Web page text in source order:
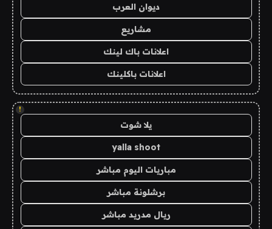
ديوان العرب
مشاريع
اعلانات باك لينك
اعلانات باكلينك
!
يلا شوت
yalla shoot
مباريات اليوم مباشر
برشلونة مباشر
ريال مدريد مباشر